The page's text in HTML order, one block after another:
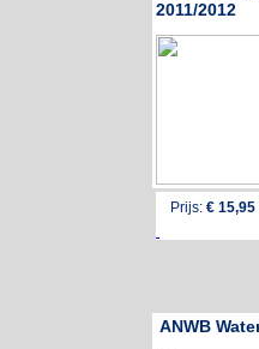
2011/2012
Prijs: € 15,95
ANWB